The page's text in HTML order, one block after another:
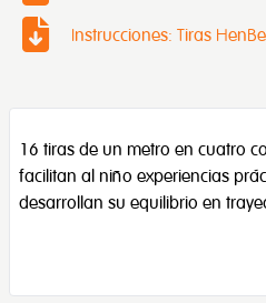
Instrucciones: Tiras
16 tiras de un metro en cuatro
facilitan al niño experiencias
desarrollan su equilibrio en